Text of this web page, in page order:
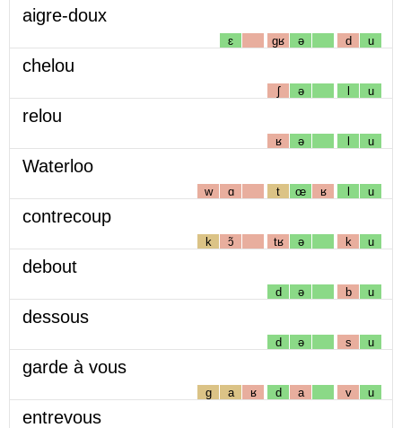
aigre-doux
ɛ gʁ ə d u
chelou
ʃ ə l u
relou
ʁ ə l u
Waterloo
w ɑ t œ ʁ l u
contrecoup
k ɔ̃ tʁ ə k u
debout
d ə b u
dessous
d ə s u
garde à vous
g a ʁ d a v u
entrevous